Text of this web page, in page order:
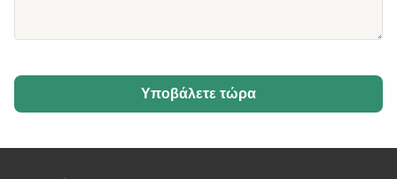
Υποβάλετε τώρα